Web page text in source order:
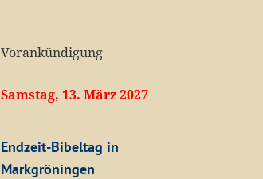
Vorankündigung
Samstag, 13. März 2027
Endzeit-Bibeltag in
Markgröningen